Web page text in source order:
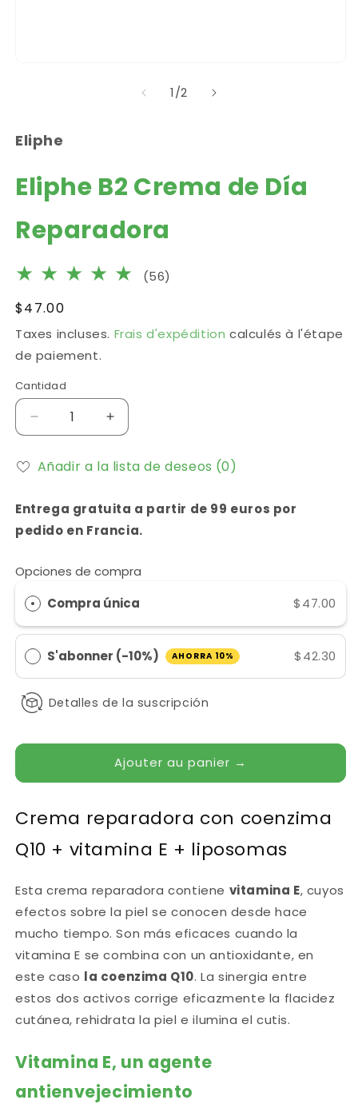
fenêtre
modale
1/de
2
Eliphe
Eliphe B2 Crema de Día
Reparadora
(56)
critiques
Prix
habituel
$47.00
Taxes incluses. Frais d'expédition calculés à l'étape
de paiement.
Cantidad
Réduire
la
de
de
jour
B2
Augmenter
la
de
de
jour
B2
Añadir a la lista de deseos (0)
Entrega gratuita a partir de 99 euros por
pedido en Francia.
Opciones de compra
Compra única
$47.00
S'abonner (-10%) AHORRA 10% $42.30
Detalles de la suscripción
Ajouter au panier →
Crema reparadora con coenzima
Q10 + vitamina E + liposomas
Esta crema reparadora contiene vitamina E, cuyos
efectos sobre la piel se conocen desde hace
mucho tiempo. Son más eficaces cuando la
vitamina E se combina con un antioxidante, en
este caso la coenzima Q10. La sinergia entre
estos dos activos corrige eficazmente la flacidez
cutánea, rehidrata la piel e ilumina el cutis.
Vitamina E, un agente
antienvejecimiento